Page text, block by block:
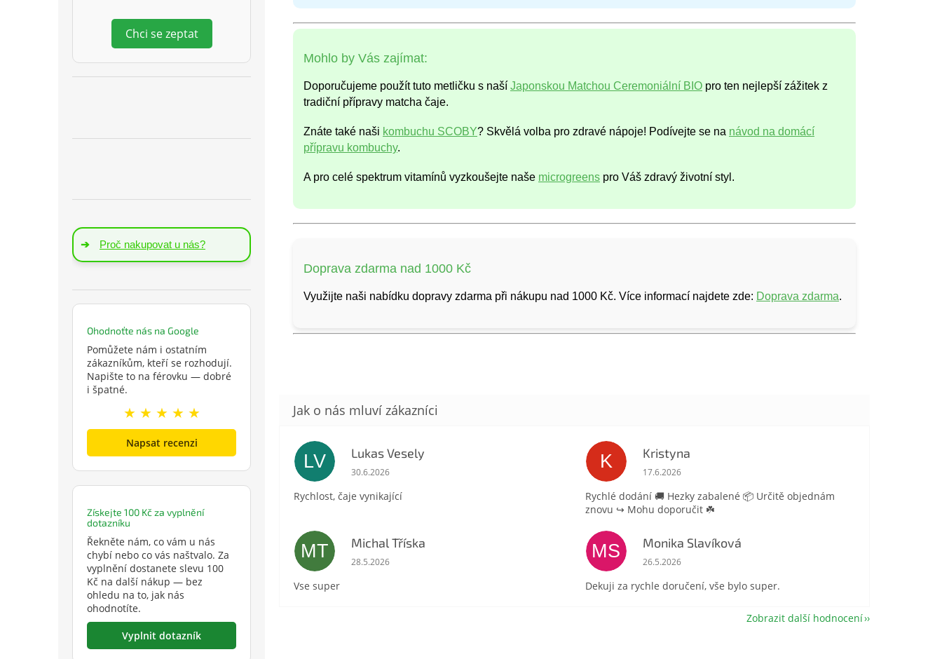
Chci se zeptat
➔ Proč nakupovat u nás?
Ohodnoťte nás na Google
Pomůžete nám i ostatním
zákazníkům, kteří se rozhodují.
Napište to na férovku — dobré
i špatné.
★ ★ ★ ★ ★
Napsat recenzi
Získejte 100 Kč za vyplnění
dotazníku
Řekněte nám, co vám u nás
chybí nebo co vás naštvalo. Za
vyplnění dostanete slevu 100
Kč na další nákup — bez
ohledu na to, jak nás
ohodnotíte.
Vyplnit dotazník
Mohlo by Vás zajímat:
Doporučujeme použít tuto metličku s naší Japonskou Matchou Ceremoniální BIO pro ten nejlepší zážitek z
tradiční přípravy matcha čaje.
Znáte také naši kombuchu SCOBY? Skvělá volba pro zdravé nápoje! Podívejte se na návod na domácí
přípravu kombuchy.
A pro celé spektrum vitamínů vyzkoušejte naše microgreens pro Váš zdravý životní styl.
Doprava zdarma nad 1000 Kč
Využijte naši nabídku dopravy zdarma při nákupu nad 1000 Kč. Více informací najdete zde: Doprava zdarma.
LV Lukas Vesely
Hodnocení obchodu je 5 z 5 hvězdiček.
30.6.2026
Rychlost, čaje vynikající
K Kristyna
Hodnocení obchodu je 5 z 5 hvězdiček.
17.6.2026
Rychlé dodání 🚚 Hezky zabalené 📦 Určitě objednám
znovu ↪️ Mohu doporučit ☘️
MT Michal Tříska
Hodnocení obchodu je 5 z 5 hvězdiček.
28.5.2026
Vse super
MS Monika Slavíková
Hodnocení obchodu je 5 z 5 hvězdiček.
26.5.2026
Dekuji za rychle doručení, vše bylo super.
Zobrazit další hodnocení